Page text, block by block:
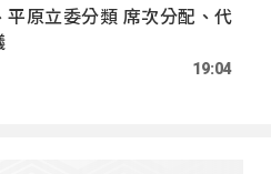
平原立委分類 席次分配、代
19:04